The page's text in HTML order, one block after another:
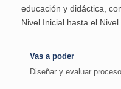
educación y didáctica,
Nivel Inicial hasta el Nivel
Vas a poder
Diseñar y evaluar